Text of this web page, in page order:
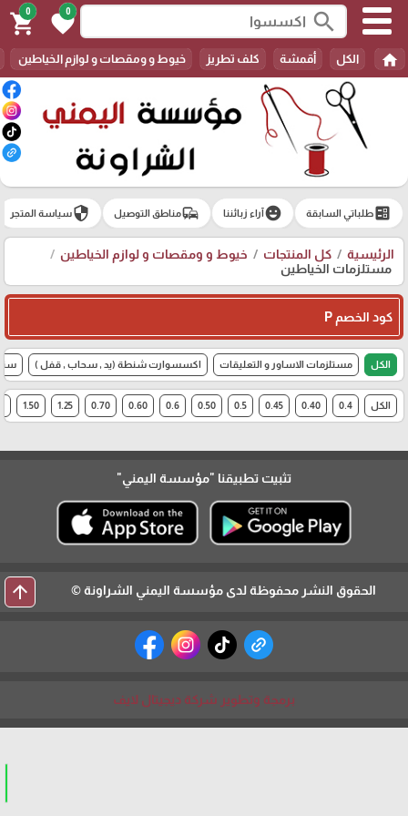
search
0
favorite
0
shopping_cart
home الكل أقمشة كلف تطريز خيوط و ومقصات و لوازم الخياطين
ballotطلباتي السابقة emoji_emotionsآراء زبائننا commuteمناطق التوصيل securityسياسة المتجر
الرئيسية كل المنتجات
خيوط و ومقصات و لوازم الخياطين
مستلزمات الخياطين
كود الخصم P
الكل مستلزمات الاساور و التعليقات اكسسوارت شنطة (يد , سحاب , قفل )
الكل 0.4
0.40
0.45
0.5
0.50
0.6
0.60
0.70
1.25
1.50
تثبيت تطبيقنا "مؤسسة اليمني"
الحقوق النشر محفوظة لدى مؤسسة اليمني الشراونة © arrow_upward
برمجة وتطوير شركة ديجيتال لايف